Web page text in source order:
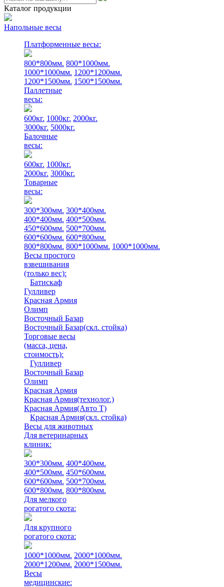
Каталог продукции
Напольные весы
Платформенные весы:
800*800мм. 800*1000мм.
1000*1000мм. 1200*1200мм.
1200*1500мм. 1500*1500мм.
Паллетные
весы:
600кг. 1000кг. 2000кг.
3000кг. 5000кг.
Балочные
весы:
600кг. 1000кг.
2000кг. 3000кг.
Товарные
весы:
300*300мм. 300*400мм.
400*400мм. 400*500мм.
450*600мм. 500*700мм.
600*600мм. 600*800мм.
800*800мм. 800*1000мм. 1000*1000мм.
Весы простого
взвешивания
(только вес):
Батискаф
Гулливер
Красная Армия
Олимп
Восточный Базар
Восточный Базар(скл. стойка)
Торговые весы
(масса, цена,
стоимость):
Гулливер
Восточный Базар
Олимп
Красная Армия
Красная Армия(технолог.)
Красная Армия(Авто Т)
Красная Армия(скл. стойка)
Весы для животных
Для ветеринарных
клиник:
300*300мм. 400*400мм.
400*500мм. 450*600мм.
600*600мм. 500*700мм.
600*800мм. 800*800мм.
Для мелкого
рогатого скота:
Для крупного
рогатого скота:
1000*1000мм. 2000*1000мм.
2000*1200мм. 2000*1500мм.
Весы
медицинские: